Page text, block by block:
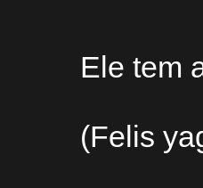
Ele tem
(Felis